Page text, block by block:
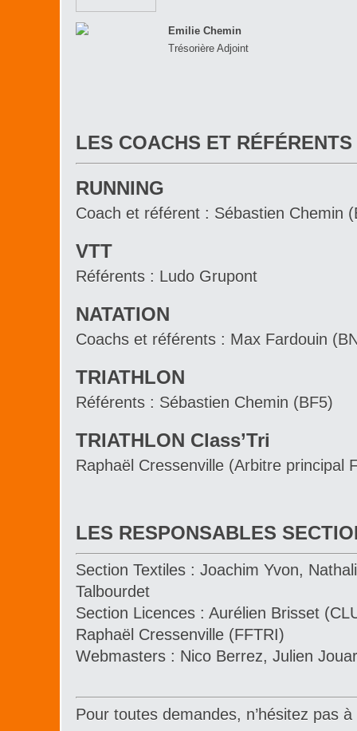
Emilie Chemin
Trésorière Adjoint
LES COACHS ET
RUNNING
Coach et référent : Sébastien Chemin
VTT
Référents : Ludo Grupont
NATATION
Coachs et référents : Max Fardouin
TRIATHLON
Référents : Sébastien Chemin (BF5)
TRIATHLON Class’Tri
Raphaël Cressenville (Arbitre principal
LES RESPONSABLES
Section Textiles : Joachim Yvon,
Talbourdet
Section Licences : Aurélien Brisset
Raphaël Cressenville (FFTRI)
Webmasters : Nico Berrez, Julien
Pour toutes demandes, n’hésitez pas à